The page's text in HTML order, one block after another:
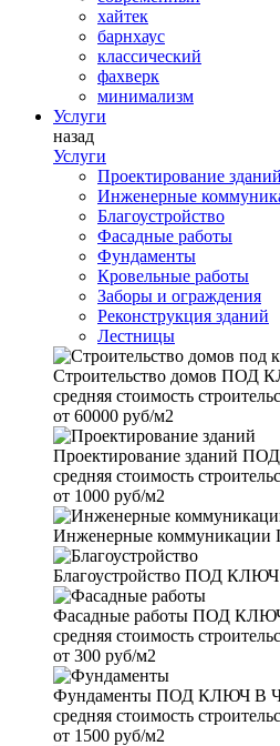
хайтек
барнхаус
классический
фахверк
минимализм
Услуги
назад
Услуги
Проектирование зданий
Инженерные
Благоустройство
Фасадные работы
Фундаменты
Кровельные работы
Заборы и ограждения
Реконструкция зданий
Лестницы
Строительство домов ПОД
средняя стоимость
от 60000 руб/м2
Проектирование зданий ПОД
средняя стоимость
от 1000 руб/м2
Инженерные коммуникации
Благоустройство ПОД КЛЮЧ
Фасадные работы ПОД КЛЮЧ
средняя стоимость
от 300 руб/м2
Фундаменты ПОД КЛЮЧ В
средняя стоимость
от 1500 руб/м2